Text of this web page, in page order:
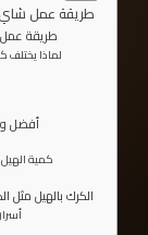
طريقة عمل شاي كرك
طريقة عمل
لماذا يختلف
أفضل
كمية
الكرك بالهيل